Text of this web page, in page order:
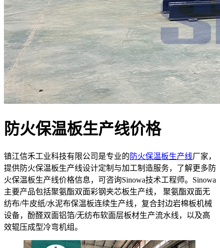
防火保温板生产线价格
镇江信禾工业科技有限公司是专业的 防火保温板生产线厂家，
提供防火保温板生产线设计定制与加工制造服务，了解更多防
火保温板生产线价格信息，可咨询Sinowa技术工程师。Sinowa
主要产品包括聚氨酯双面彩钢夹芯板生产线， 聚氨酯双面无
纺布/牛皮纸/水泥布保温板连续生产线，复合封边岩棉板机械
设备，酚醛双面铝箔/无纺布软面层板材生产流水线，以及高
效辊压成型冷弯机组。